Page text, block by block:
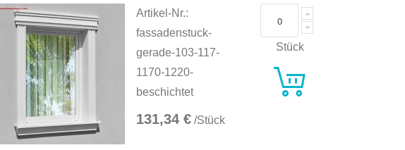
Artikel-Nr.:
fassadenstuck-
gerade-103-117-
1170-1220-
beschichtet
131,34 € /Stück
Stück